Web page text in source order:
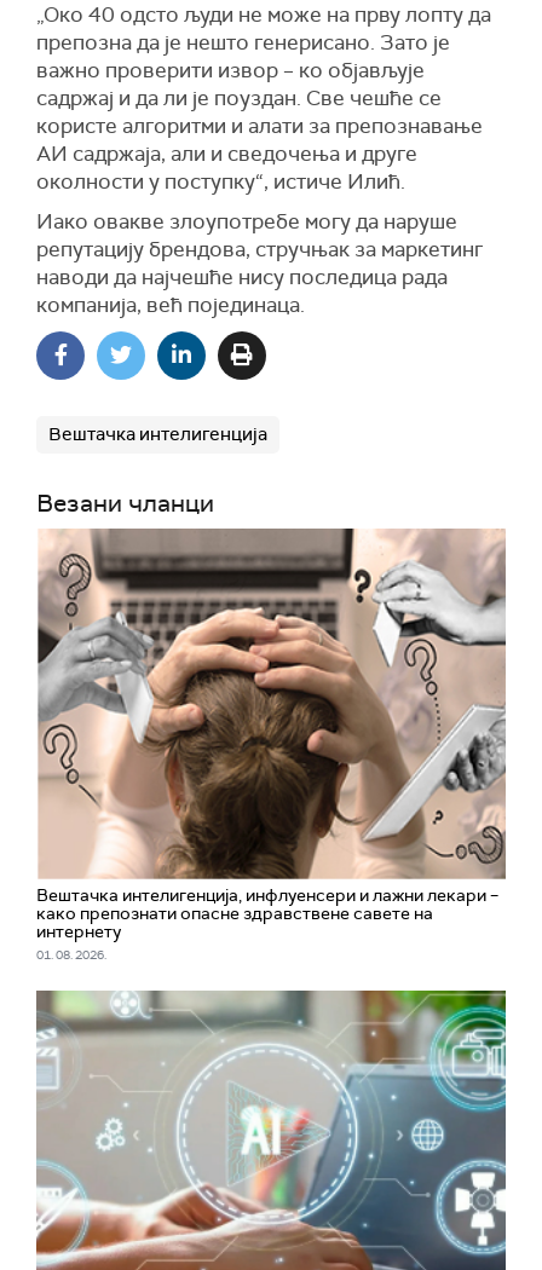
„Око 40 одсто људи не може на прву лопту да
препозна да је нешто генерисано. Зато је
важно проверити извор – ко објављује
садржај и да ли је поуздан. Све чешће се
користе алгоритми и алати за препознавање
АИ садржаја, али и сведочења и друге
околности у поступку“, истиче Илић.
Иако овакве злоупотребе могу да наруше
репутацију брендова, стручњак за маркетинг
наводи да најчешће нису последица рада
компанија, већ појединаца.
Вештачка интелигенција
Везани чланци
Вештачка интелигенција, инфлуенсери и лажни лекари –
како препознати опасне здравствене савете на
интернету
01. 08. 2026.